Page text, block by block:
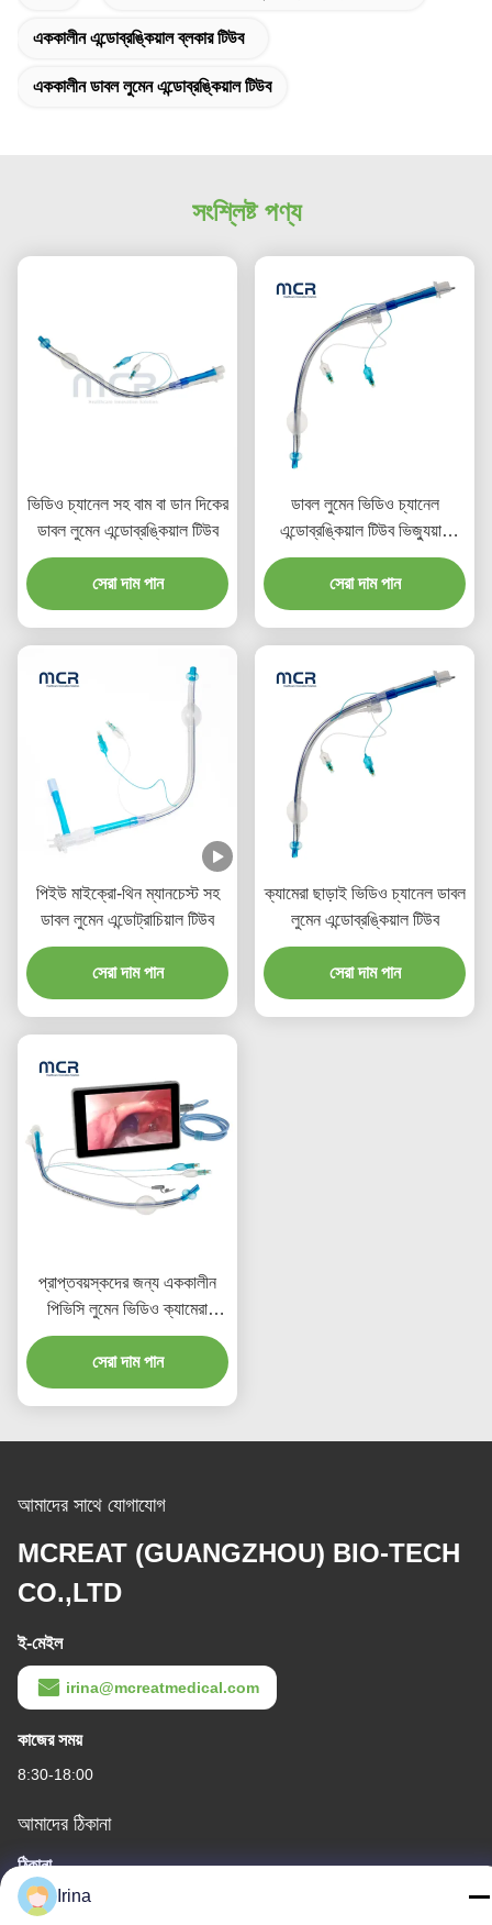
এককালীন এন্ডোব্রঙ্কিয়াল ব্লকার টিউব
এককালীন ডাবল লুমেন এন্ডোব্রঙ্কিয়াল টিউব
সংশ্লিষ্ট পণ্য
ভিডিও চ্যানেল সহ বাম বা ডান দিকের
ডাবল লুমেন এন্ডোব্রঙ্কিয়াল টিউব
সেরা দাম পান
ডাবল লুমেন ভিডিও চ্যানেল
এন্ডোব্রঙ্কিয়াল টিউব ভিজ্যুয়াল
ওরাল পিভিসি প্লেইন
সেরা দাম পান
পিইউ মাইক্রো-থিন ম্যানচেস্ট সহ
ডাবল লুমেন এন্ডোট্রাচিয়াল টিউব
সেরা দাম পান
ক্যামেরা ছাড়াই ভিডিও চ্যানেল ডাবল
লুমেন এন্ডোব্রঙ্কিয়াল টিউব
সেরা দাম পান
প্রাপ্তবয়স্কদের জন্য এককালীন
পিভিসি লুমেন ভিডিও ক্যামেরা
এন্ডোব্রঙ্কিয়াল ক্যানুলা
সেরা দাম পান
আমাদের সাথে যোগাযোগ
MCREAT (GUANGZHOU) BIO-TECH
CO.,LTD
ই-মেইল
irina@mcreatmedical.com
কাজের সময়
8:30-18:00
আমাদের ঠিকানা
ঠিকানা
তৃতীয় তলা, বি১৫ হুয়াচুয়াং ইন্ডাস্ট্রি এলাকা, জিনশান কুন, শিজি টাউন, প্যানু জেলা, গুয়াংজু,
গুয়াংডং চীন
Irina